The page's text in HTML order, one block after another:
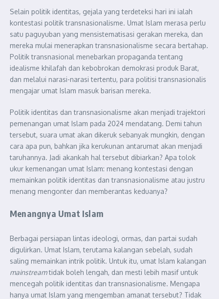
Selain politik identitas, gejala yang terdeteksi hari ini ialah
kontestasi politik transnasionalisme. Umat Islam merasa perlu
satu paguyuban yang mensistematisasi gerakan mereka, dan
mereka mulai menerapkan transnasionalisme secara bertahap.
Politik transnasional menebarkan propaganda tentang
idealisme khilafah dan kebobrokan demokrasi produk Barat,
dan melalui narasi-narasi tertentu, para politisi transnasionalis
mengajar umat Islam masuk barisan mereka.
Politik identitas dan transnasionalisme akan menjadi trajektori
pemenangan umat Islam pada 2024 mendatang. Demi tahun
tersebut, suara umat akan dikeruk sebanyak mungkin, dengan
cara apa pun, bahkan jika kerukunan antarumat akan menjadi
taruhannya. Jadi akankah hal tersebut dibiarkan? Apa tolok
ukur kemenangan umat Islam: menang kontestasi dengan
memainkan politik identitas dan transnasionalisme atau justru
menang mengonter dan memberantas keduanya?
Menangnya Umat Islam
Berbagai persiapan lintas ideologi, ormas, dan partai sudah
digulirkan. Umat Islam, terutama kalangan sebelah, sudah
saling memainkan intrik politik. Untuk itu, umat Islam kalangan
mainstreamtidak boleh lengah, dan mesti lebih masif untuk
mencegah politik identitas dan transnasionalisme. Mengapa
hanya umat Islam yang mengemban amanat tersebut? Tidak